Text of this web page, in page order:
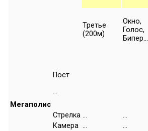
Третье
(200м)
Окно,
Голос,
Бипер...
Пост
...
Мегаполис
Стрелка ...
...
Камера ...
...